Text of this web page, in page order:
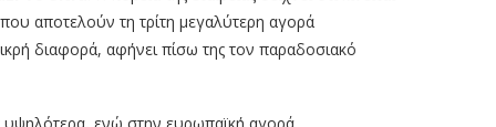
που αποτελούν τη τρίτη μεγαλύτερη αγορά
διαφορά, αφήνει πίσω της τον παραδοσιακό
υψηλότερα, ενώ στην ευρωπαϊκή αγορά